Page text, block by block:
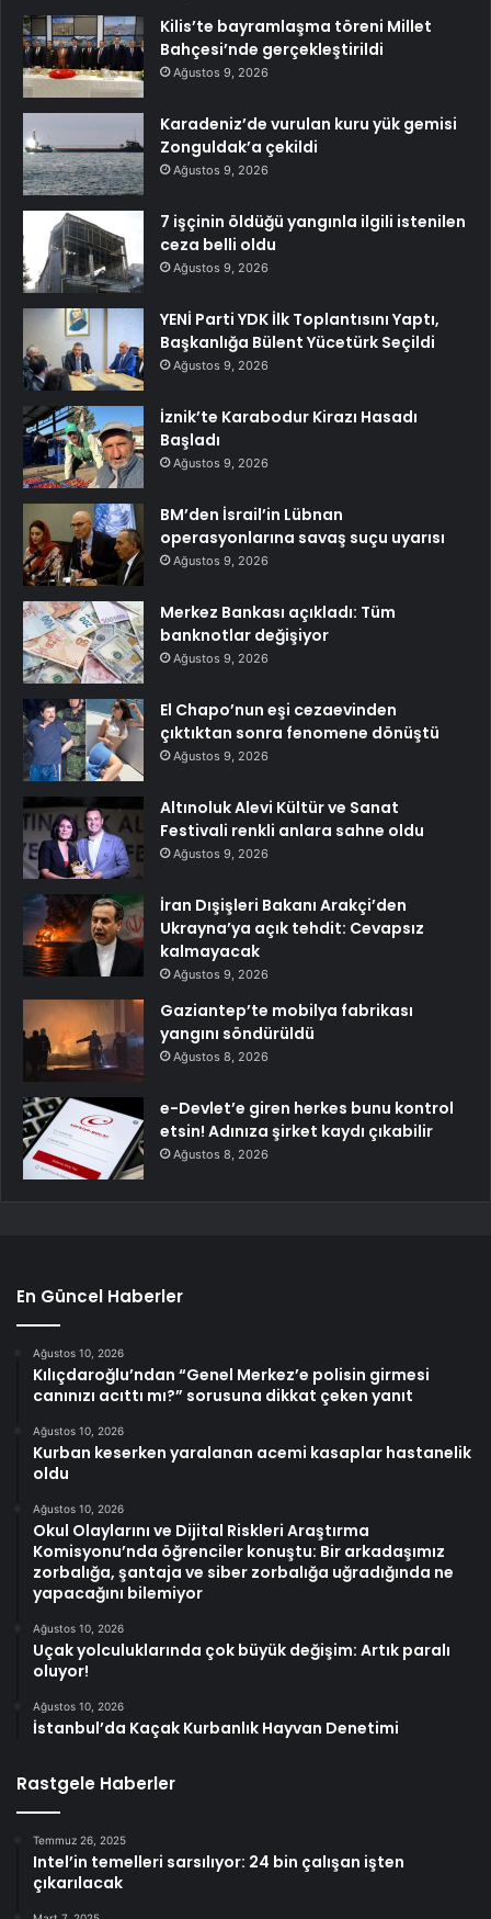
Kilis’te bayramlaşma töreni Millet
Bahçesi’nde gerçekleştirildi
Ağustos 9, 2026
Karadeniz’de vurulan kuru yük gemisi
Zonguldak’a çekildi
Ağustos 9, 2026
7 işçinin öldüğü yangınla ilgili istenilen
ceza belli oldu
Ağustos 9, 2026
YENİ Parti YDK İlk Toplantısını Yaptı,
Başkanlığa Bülent Yücetürk Seçildi
Ağustos 9, 2026
İznik’te Karabodur Kirazı Hasadı
Başladı
Ağustos 9, 2026
BM’den İsrail’in Lübnan
operasyonlarına savaş suçu uyarısı
Ağustos 9, 2026
Merkez Bankası açıkladı: Tüm
banknotlar değişiyor
Ağustos 9, 2026
El Chapo’nun eşi cezaevinden
çıktıktan sonra fenomene dönüştü
Ağustos 9, 2026
Altınoluk Alevi Kültür ve Sanat
Festivali renkli anlara sahne oldu
Ağustos 9, 2026
İran Dışişleri Bakanı Arakçi’den
Ukrayna’ya açık tehdit: Cevapsız
kalmayacak
Ağustos 9, 2026
Gaziantep’te mobilya fabrikası
yangını söndürüldü
Ağustos 8, 2026
e-Devlet’e giren herkes bunu kontrol
etsin! Adınıza şirket kaydı çıkabilir
Ağustos 8, 2026
En Güncel Haberler
Ağustos 10, 2026
Kılıçdaroğlu’ndan “Genel Merkez’e polisin girmesi
canınızı acıttı mı?” sorusuna dikkat çeken yanıt
Ağustos 10, 2026
Kurban keserken yaralanan acemi kasaplar hastanelik
oldu
Ağustos 10, 2026
Okul Olaylarını ve Dijital Riskleri Araştırma
Komisyonu’nda öğrenciler konuştu: Bir arkadaşımız
zorbalığa, şantaja ve siber zorbalığa uğradığında ne
yapacağını bilemiyor
Ağustos 10, 2026
Uçak yolculuklarında çok büyük değişim: Artık paralı
oluyor!
Ağustos 10, 2026
İstanbul’da Kaçak Kurbanlık Hayvan Denetimi
Rastgele Haberler
Temmuz 26, 2025
Intel’in temelleri sarsılıyor: 24 bin çalışan işten
çıkarılacak